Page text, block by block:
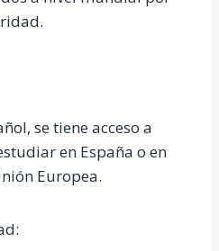
se tiene acceso a
en España o en
Europea.